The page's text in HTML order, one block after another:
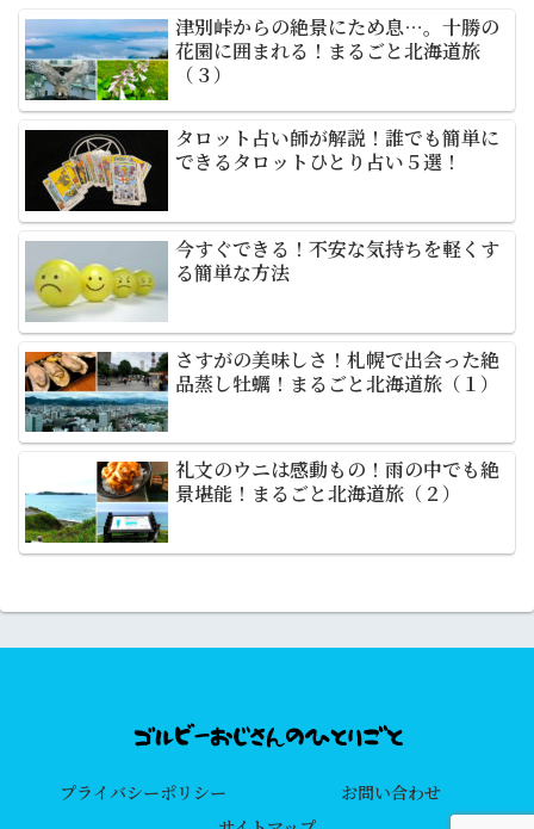
津別峠からの絶景にため息…。十勝の
花園に囲まれる！まるごと北海道旅
（３）
タロット占い師が解説！誰でも簡単に
できるタロットひとり占い５選！
今すぐできる！不安な気持ちを軽くす
る簡単な方法
さすがの美味しさ！札幌で出会った絶
品蒸し牡蠣！まるごと北海道旅（１）
礼文のウニは感動もの！雨の中でも絶
景堪能！まるごと北海道旅（２）
プライバシーポリシー
お問い合わせ